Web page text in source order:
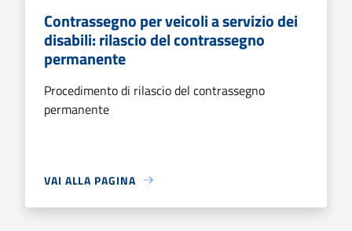
Contrassegno per veicoli a servizio dei
disabili: rilascio del contrassegno
permanente
Procedimento di rilascio del contrassegno
permanente
VAI ALLA PAGINA